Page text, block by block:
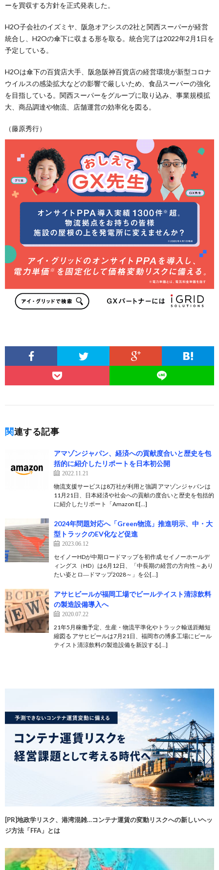
ーを買収する方針を正式発表した。
H2O子会社のイズミヤ、阪急オアシスの2社と関西スーパーが経営
統合し、H2Oの傘下に収まる形を取る。統合完了は2022年2月1日を
予定している。
H2Oは傘下の百貨店大手、阪急阪神百貨店の経営環境が新型コロナ
ウイルスの感染拡大などの影響で厳しいため、食品スーパーの強化
を目指している。関西スーパーをグループに取り込み、事業規模拡
大、商品調達や物流、店舗運営の効率化を図る。
（藤原秀行）
関連する記事
アマゾンジャパン、経済への貢献度合いと歴史を包
括的に紹介したリポートを日本初公開
2022.11.21
物流支援サービスは8万社が利用と強調 アマゾンジャパンは
11月21日、日本経済や社会への貢献の度合いと歴史を包括的
に紹介したリポート「Amazon E[…]
2024年問題対応へ「Green物流」推進明示、中・大
型トラックのEV化など促進
2023.06.12
セイノーHDが中期ロードマップを初作成 セイノーホールデ
ィングス（HD）は6月12日、「中長期の経営の方向性～あり
たい姿とロ―ドマップ2028～」を公[…]
アサヒビールが福岡工場でビールテイスト清涼飲料
の製造設備導入へ
2020.07.22
21年5月稼働予定、生産・物流平準化やトラック輸送距離短
縮図る アサヒビールは7月21日、福岡市の博多工場にビール
テイスト清涼飲料の製造設備を新設する[…]
[PR]地政学リスク、港湾混雑…コンテナ運賃の変動リスクへの新しいヘッ
ジ方法「FFA」とは